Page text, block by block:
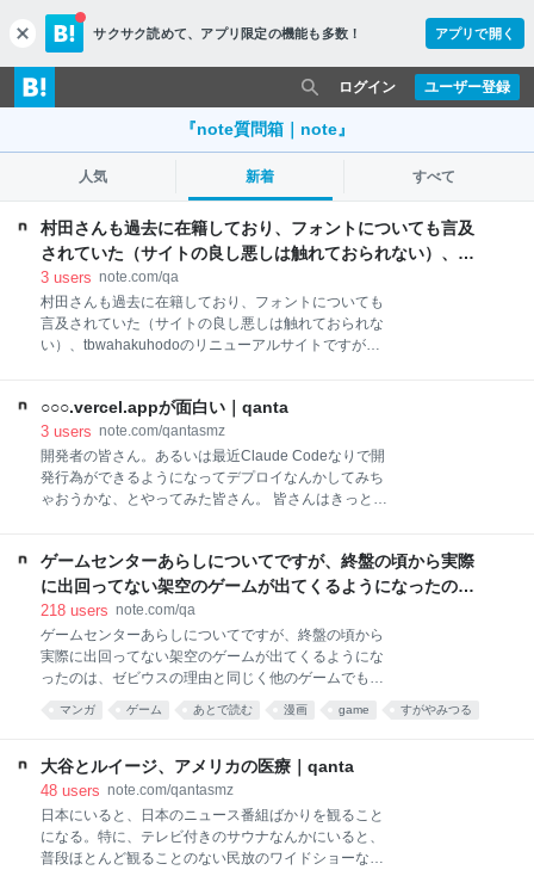
c
l
o
s
サクサク読めて、 アプリ限定の機能も多数！ アプリで開く
ユーザー登録
ログイン
『note質問箱｜note』
人気 新着 すべて
村田さんも過去に在籍しており、フォントについても言及
されていた（サイトの良し悪しは触れておられない）、
tbwahakuhodoのリニューアルサイトですが、個人…｜村
田 俊英 / デザイナーさんの回答
3 users note.com/qa
村田さんも過去に在籍しており、フォントについても
言及されていた（サイトの良し悪しは触れておられな
い）、tbwahakuhodoのリニューアルサイトですが、
ような意義・価値があるとお考えになるのか気になっ
ています。 なお私はアート的/インタラクティブなウェ
ブサイト表現を毛嫌いしているつもりはなく、最近で
いえばmountさん制作の阿夫利のサイトはとても良い
なと感じています。 まず、前提としてTBWAは賞を獲
「情報へ最短でたどり着けるか」という観点だけで見
ると、何が良いのか分かりにくいと思います。 それよ
り、『TBWAという会社が何を価値としているか』か
ら見ると理解しやすいです。 TBWAのブランド哲学の
○○○.vercel.appが面白い｜qanta
3 users note.com/qantasmz
開発者の皆さん。あるいは最近Claude Codeなりで開
発行為ができるようになってデプロイなんかしてみち
ゃおうかな、とやってみた皆さん。 皆さんはきっと
で安定したホスティングサービスだ。私なんかは、
Vercelない頃ってどうやってたんだっけ？ くらいにな
ってしまって、もうVercel以前には戻れない。皆さん
の中にも、Vercel大好きな方々がたくさんいらっしゃ
るんじゃなかろうかと思う。 で、このVercel、つくっ
たものを公開すると、https://○○○.vercel.app（○○○はい
りする）という独自サブドメインが自動発行されて、
か、あまりにも手順が手軽すぎるがゆえに、
ゲームセンターあらしについてですが、終盤の頃から実際
に出回ってない架空のゲームが出てくるようになったの
は、ゼビウスの理由と同じく他のゲームでも個々の世界観
が反…｜すがやみつるさんの回答
218 users note.com/qa
ゲームセンターあらしについてですが、終盤の頃から
実際に出回ってない架空のゲームが出てくるようにな
ったのは、ゼビウスの理由と同じく他のゲームでも
個々の世界観が反映されるようになったからだったん
でしょうか？ ギャラガ、ドンキーコングJr.、ペン
（この辺をプレイしてるあらし達が見たかった） 「ゼ
ビウス」の登場が『ゲームセンターあらし』を終わら
せる契機になったのは事実です。他のゲームも独自の
世界観を持つようになっており、その世界観を壊すこ
とに抵抗を覚えるようになっていたからです。当時、
マンガ ゲーム あとで読む 漫画 game すがやみつる
大谷とルイージ、アメリカの医療｜qanta
48 users note.com/qantasmz
日本にいると、日本のニュース番組ばかりを観ること
になる。特に、テレビ付きのサウナなんかにいると、
普段ほとんど観ることのない民放のワイドショーなん